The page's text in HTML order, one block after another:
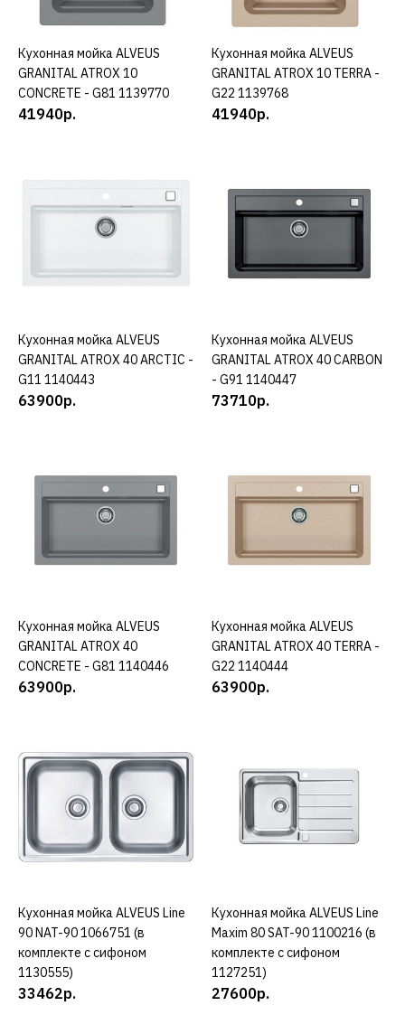
КУПИТЬ
ДОБАВИТЬ В ПОЖЕЛАНИЯ
ARCTIC - G11 1139079
41940р.
ДОБАВИТЬ К СРАВНЕНИЮ
ДОБАВИТЬ В ПОЖЕЛАНИЯ
ALVEUS
BEIGE - G55 1139769
ALVEUS
41940р.
ДОБАВИТЬ В ПОЖЕЛАНИЯ
ALVEUS
Кухонная мойка ALVEUS
GRANITAL ATROX 10
КУПИТЬ
Кухонная мойка ALVEUS
GRANITAL ATROX 10
CONCRETE - G81 1139770
41940р.
КУПИТЬ
Кухонная мойка ALVEUS
GRANITAL ATROX 10 TERRA -
G22 1139768
41940р.
КУПИТЬ
Кухонная мойка ALVEUS
GRANITAL ATROX 40 ARCTIC -
G11 1140443
63900р.
КУПИТЬ
Кухонная мойка ALVEUS
GRANITAL ATROX 40 CARBON
- G91 1140447
73710р.
КУПИТЬ
Кухонная мойка ALVEUS
GRANITAL ATROX 40
CONCRETE - G81 1140446
63900р.
КУПИТЬ
Кухонная мойка ALVEUS
GRANITAL ATROX 40 TERRA -
G22 1140444
63900р.
КУПИТЬ
Кухонная мойка ALVEUS Line
90 NAT-90 1066751 (в
комплекте с сифоном
1130555)
33462р.
КУПИТЬ
Кухонная мойка ALVEUS Line
Maxim 80 SAT-90 1100216 (в
комплекте с сифоном
1127251)
27600р.